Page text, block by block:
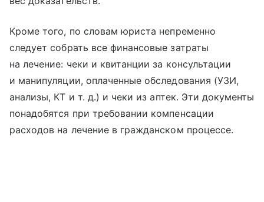
Кроме того, по словам юриста непременно
следует собрать все финансовые затраты
на лечение: чеки и квитанции за консультации
и манипуляции, оплаченные обследования (УЗИ,
анализы, КТ и т. д.) и чеки из аптек. Эти документы
понадобятся при требовании компенсации
расходов на лечение в гражданском процессе.